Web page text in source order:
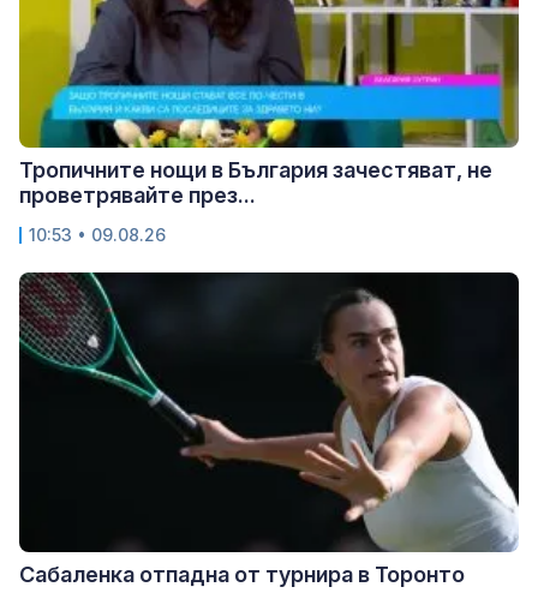
Тропичните нощи в България зачестяват, не
проветрявайте през...
10:53 • 09.08.26
Сабаленка отпадна от турнира в Торонто